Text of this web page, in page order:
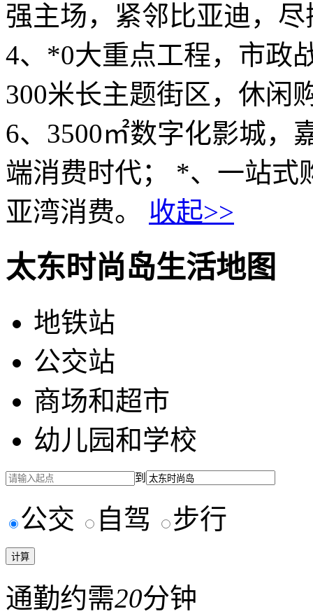
强主场，紧邻比亚迪，
4、*0大重点工程，市政
300米长主题街区，休闲
6、3500㎡数字化影城，
端消费时代； *、一站式
亚湾消费。 收起>>
太东时尚岛生活地图
地铁站
公交站
商场和超市
幼儿园和学校
到
公交 自驾 步行
通勤约需20分钟